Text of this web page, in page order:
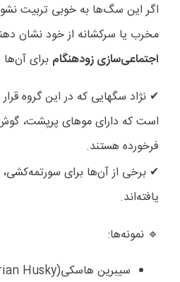
اگر این سگ‌ها به خوبی تربیت
مخرب یا سرکشانه از خود نشان
اجتماعی‌سازی زودهنگام برای
✔ نژاد سگهایی که در این گروه
است که دارای موهای پرپشت،
فرخورده هستند.
✔ برخی از آن‌ها برای
یافته‌اند.
🔹 نمونه‌ها:
سیبرین هاسکیHusky)